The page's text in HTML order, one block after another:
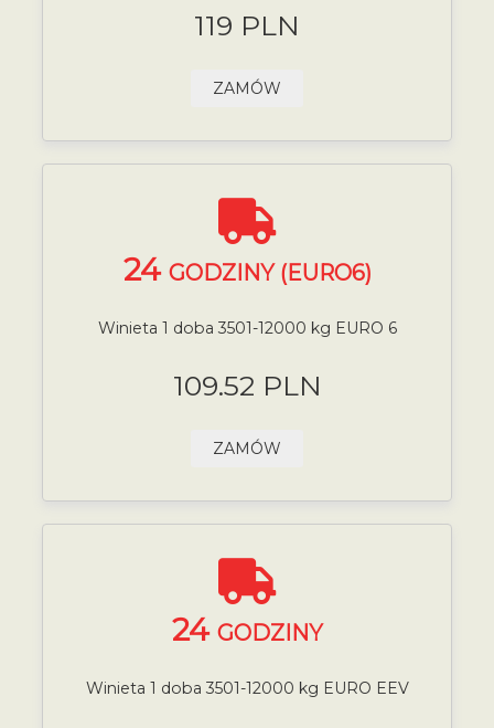
119 PLN
ZAMÓW
24 GODZINY (EURO6)
Winieta 1 doba 3501-12000 kg EURO 6
109.52 PLN
ZAMÓW
24 GODZINY
Winieta 1 doba 3501-12000 kg EURO EEV